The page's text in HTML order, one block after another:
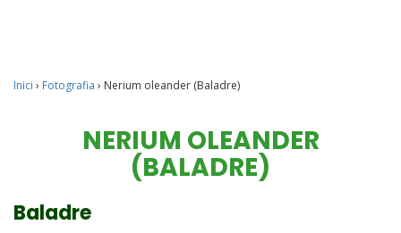
Inici › Fotografia › Nerium oleander (Baladre)
NERIUM OLEANDER
(BALADRE)
Baladre